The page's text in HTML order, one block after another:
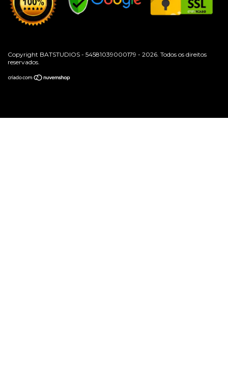
Copyright BATSTUDIOS - 54581039000179 - 2026. Todos os direitos
reservados.